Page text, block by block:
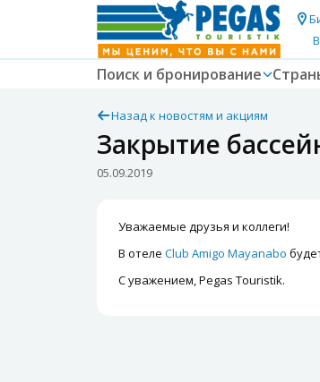
Поиск и бронирование
Назад к новостям и акциям
Закрытие
05.09.2019
Уважаемые друзья и коллеги!
В отеле Club Amigo Mayanabo
С уважением, Pegas Touristik.